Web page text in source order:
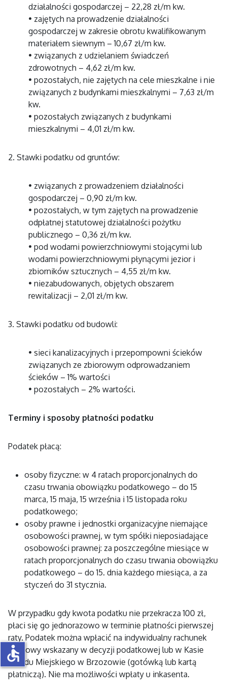
działalności gospodarczej – 22,28 zł/m kw.
• zajętych na prowadzenie działalności
gospodarczej w zakresie obrotu kwalifikowanym
materiałem siewnym – 10,67 zł/m kw.
• związanych z udzielaniem świadczeń
zdrowotnych – 4,62 zł/m kw.
• pozostałych, nie zajętych na cele mieszkalne i nie
związanych z budynkami mieszkalnymi – 7,63 zł/m
kw.
• pozostałych związanych z budynkami
mieszkalnymi – 4,01 zł/m kw.
2. Stawki podatku od gruntów:
• związanych z prowadzeniem działalności
gospodarczej – 0,90 zł/m kw.
• pozostałych, w tym zajętych na prowadzenie
odpłatnej statutowej działalności pożytku
publicznego – 0,36 zł/m kw.
• pod wodami powierzchniowymi stojącymi lub
wodami powierzchniowymi płynącymi jezior i
zbiorników sztucznych – 4,55 zł/m kw.
• niezabudowanych, objętych obszarem
rewitalizacji – 2,01 zł/m kw.
3. Stawki podatku od budowli:
• sieci kanalizacyjnych i przepompowni ścieków
związanych ze zbiorowym odprowadzaniem
ścieków – 1% wartości
• pozostałych – 2% wartości.
Terminy i sposoby płatności podatku
Podatek płacą:
osoby fizyczne: w 4 ratach proporcjonalnych do
czasu trwania obowiązku podatkowego – do 15
marca, 15 maja, 15 września i 15 listopada roku
podatkowego;
osoby prawne i jednostki organizacyjne niemające
osobowości prawnej, w tym spółki nieposiadające
osobowości prawnej: za poszczególne miesiące w
ratach proporcjonalnych do czasu trwania obowiązku
podatkowego – do 15. dnia każdego miesiąca, a za
styczeń do 31 stycznia.
W przypadku gdy kwota podatku nie przekracza 100 zł,
płaci się go jednorazowo w terminie płatności pierwszej
raty. Podatek można wpłacić na indywidualny rachunek
bankowy wskazany w decyzji podatkowej lub w Kasie
Urzędu Miejskiego w Brzozowie (gotówką lub kartą
płatniczą). Nie ma możliwości wpłaty u inkasenta.
accessible